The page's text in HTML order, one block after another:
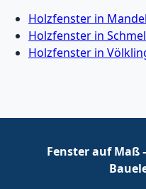
Holzfenster in
Holzfenster in
Holzfenster in
Fenster auf Maß